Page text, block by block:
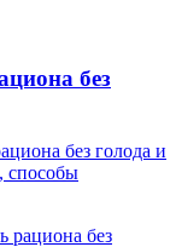
без
без голода и
способы